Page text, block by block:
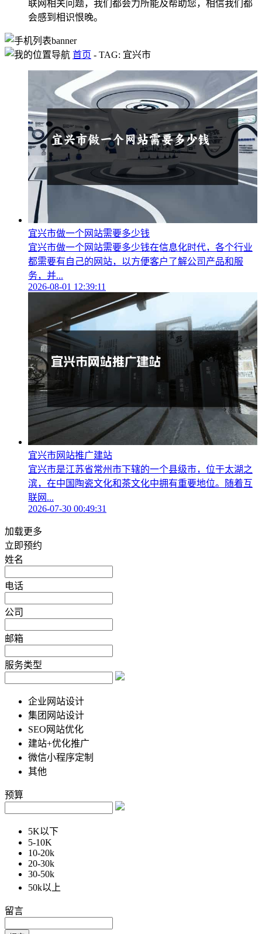
联网相关问题，我们都会力所能及帮助您，相信我们都
会感到相识恨晚。
首页 - TAG: 宜兴市
宜兴市做一个网站需要多少钱
宜兴市做一个网站需要多少钱在信息化时代，各个行业
都需要有自己的网站，以方便客户了解公司产品和服
务，并...
2026-08-01 12:39:11
宜兴市网站推广建站
宜兴市是江苏省常州市下辖的一个县级市，位于太湖之
滨，在中国陶瓷文化和茶文化中拥有重要地位。随着互
联网...
2026-07-30 00:49:31
加载更多
立即预约
姓名
电话
公司
邮箱
服务类型
企业网站设计
集团网站设计
SEO网站优化
建站+优化推广
微信小程序定制
其他
预算
5K以下
5-10K
10-20k
20-30k
30-50k
50k以上
留言